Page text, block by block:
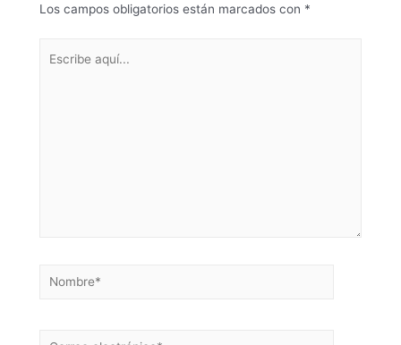
Los campos obligatorios están marcados con *